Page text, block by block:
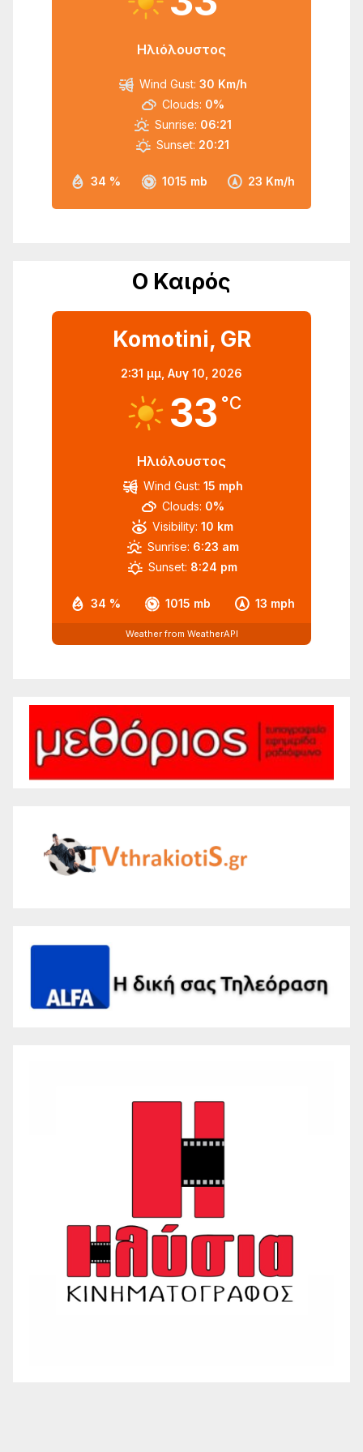
Ηλιόλουστος
34 % 1015 mb 23 Km/h
Wind Gust: 30 Km/h
Clouds: 0%
Sunrise: 06:21
Sunset: 20:21
Ο Καιρός
Komotini, GR
2:31 μμ, Αυγ 10, 2026
33 °C
Ηλιόλουστος
34 % 1015 mb 13 mph
Wind Gust: 15 mph
Clouds: 0%
Visibility: 10 km
Sunrise: 6:23 am
Sunset: 8:24 pm
Weather from WeatherAPI